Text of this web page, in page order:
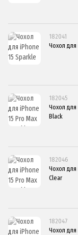
182041
Чохол для
182045
Чохол для
Black
182046
Чохол для
Clear
182047
Чохол для